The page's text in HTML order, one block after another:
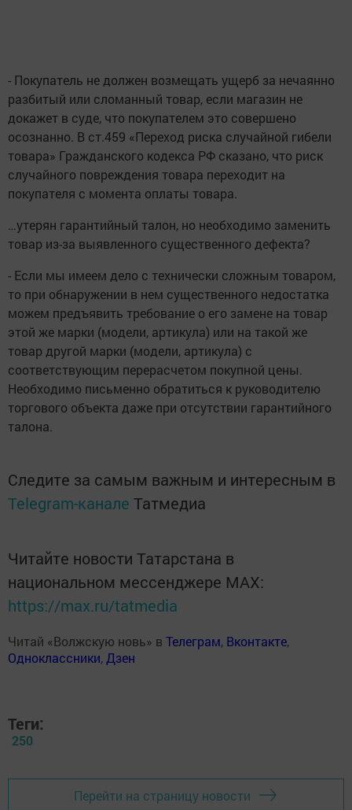
- Покупатель не должен возмещать ущерб за нечаянно
разбитый или сломанный товар, если магазин не
докажет в суде, что покупателем это совершено
осознанно. В ст.459 «Переход риска случайной гибели
товара» Гражданского кодекса РФ сказано, что риск
случайного повреждения товара переходит на
покупателя с момента оплаты товара.
…утерян гарантийный талон, но необходимо заменить
товар из-за выявленного существенного дефекта?
- Если мы имеем дело с технически сложным товаром,
то при обнаружении в нем существенного недостатка
можем предъявить требование о его замене на товар
этой же марки (модели, артикула) или на такой же
товар другой марки (модели, артикула) с
соответствующим перерасчетом покупной цены.
Необходимо письменно обратиться к руководителю
торгового объекта даже при отсутствии гарантийного
талона.
Следите за самым важным и интересным в
Telegram-канале Татмедиа
Читайте новости Татарстана в
национальном мессенджере MАХ:
https://max.ru/tatmedia
Читай «Волжскую новь» в Телеграм, Вконтакте,
Одноклассники,Дзен
Теги:
250
Перейти на страницу новости